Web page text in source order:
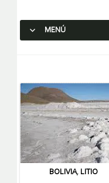
MENÚ
BOLIVIA, LITIO